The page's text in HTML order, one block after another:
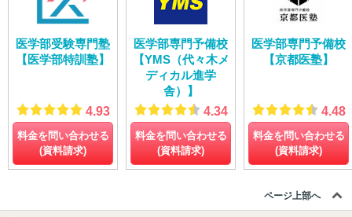
医学部受験専門塾
【医学部特訓塾】
4.93
料金を問い合わせる
(資料請求)
医学部専門予備校
【YMS（代々木メ
ディカル進学
舎）】
4.34
料金を問い合わせる
(資料請求)
医学部専門予備校
【京都医塾】
4.48
料金を問い合わせる
(資料請求)
ページ上部へ